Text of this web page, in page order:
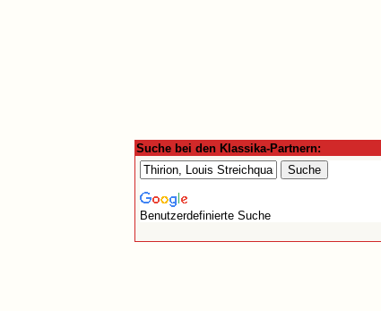
Suche bei den Klassika-Partnern:
Benutzerdefinierte Suche